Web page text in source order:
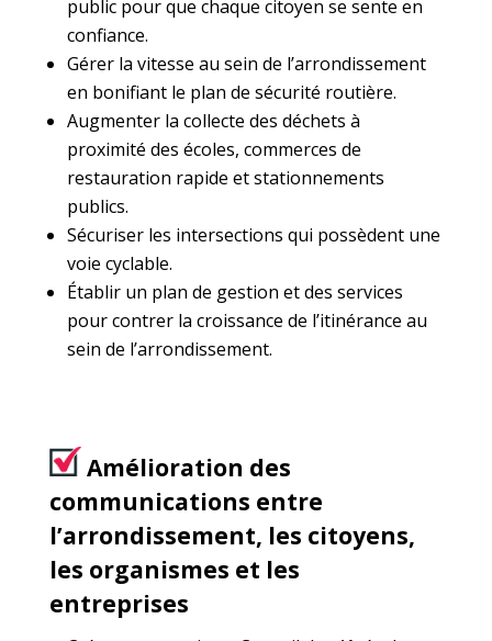
public pour que chaque citoyen se sente en
confiance.
Gérer la vitesse au sein de l’arrondissement
en bonifiant le plan de sécurité routière.
Augmenter la collecte des déchets à
proximité des écoles, commerces de
restauration rapide et stationnements
publics.
Sécuriser les intersections qui possèdent une
voie cyclable.
Établir un plan de gestion et des services
pour contrer la croissance de l’itinérance au
sein de l’arrondissement.
Amélioration des
communications entre
l’arrondissement, les citoyens,
les organismes et les
entreprises